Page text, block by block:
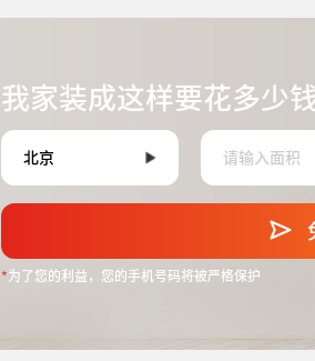
我家装成这样要花多少
*为了您的利益，您的手机号码将被严格保护